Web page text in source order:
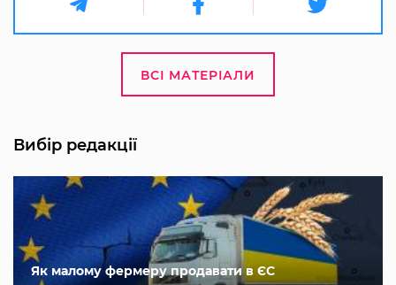
ВСІ МАТЕРІАЛИ
Вибір редакції
Як малому фермеру продавати в ЄС